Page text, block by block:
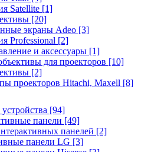
Satellite [1]
[20]
экраны Adeo [3]
Professional [2]
и аксессуары [1]
для проекторов [10]
[2]
проекторов Hitachi, Maxell [8]
[94]
панели [49]
панелей [2]
панели LG [3]